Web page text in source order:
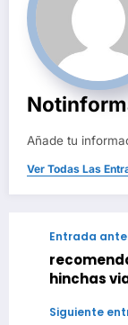
Añade tu
Ver Todas Las
Entrada
hinchas
Siguiente